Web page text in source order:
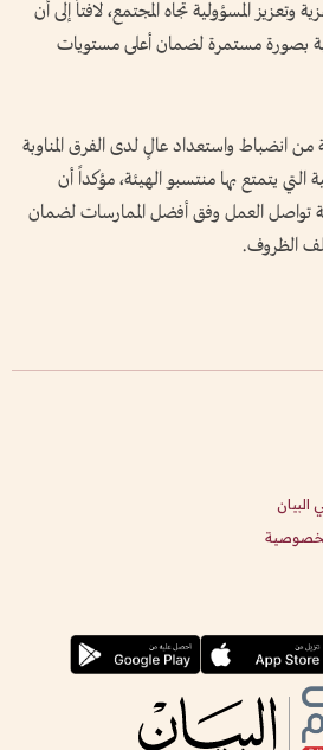
وتعزيز المسؤولية تجاه المجتمع، لافتاً إلى أن
بصورة مستمرة لضمان أعلى مستويات
انضباط واستعداد عالٍ لدى الفرق المناوبة
يتمتع بها منتسبو الهيئة، مؤكداً أن
تواصل العمل وفق أفضل الممارسات لضمان
الظروف.